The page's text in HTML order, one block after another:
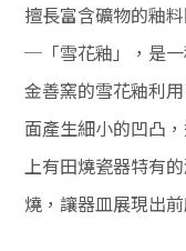
擅長富含礦物的釉
─「雪花釉」，是一
金善窯的雪花釉利
面產生細小的凹凸
上有田燒瓷器特有
燒，讓器皿展現出